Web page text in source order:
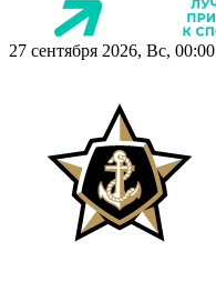
27 сентября 2026, Вс, 00:00